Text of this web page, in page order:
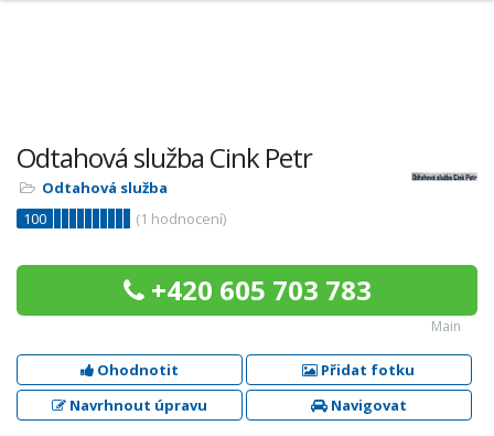
Odtahová služba Cink Petr
Odtahová služba
100
(1 hodnocení)
+420 605 703 783
Main
Ohodnotit
Přidat fotku
Navrhnout úpravu
Navigovat